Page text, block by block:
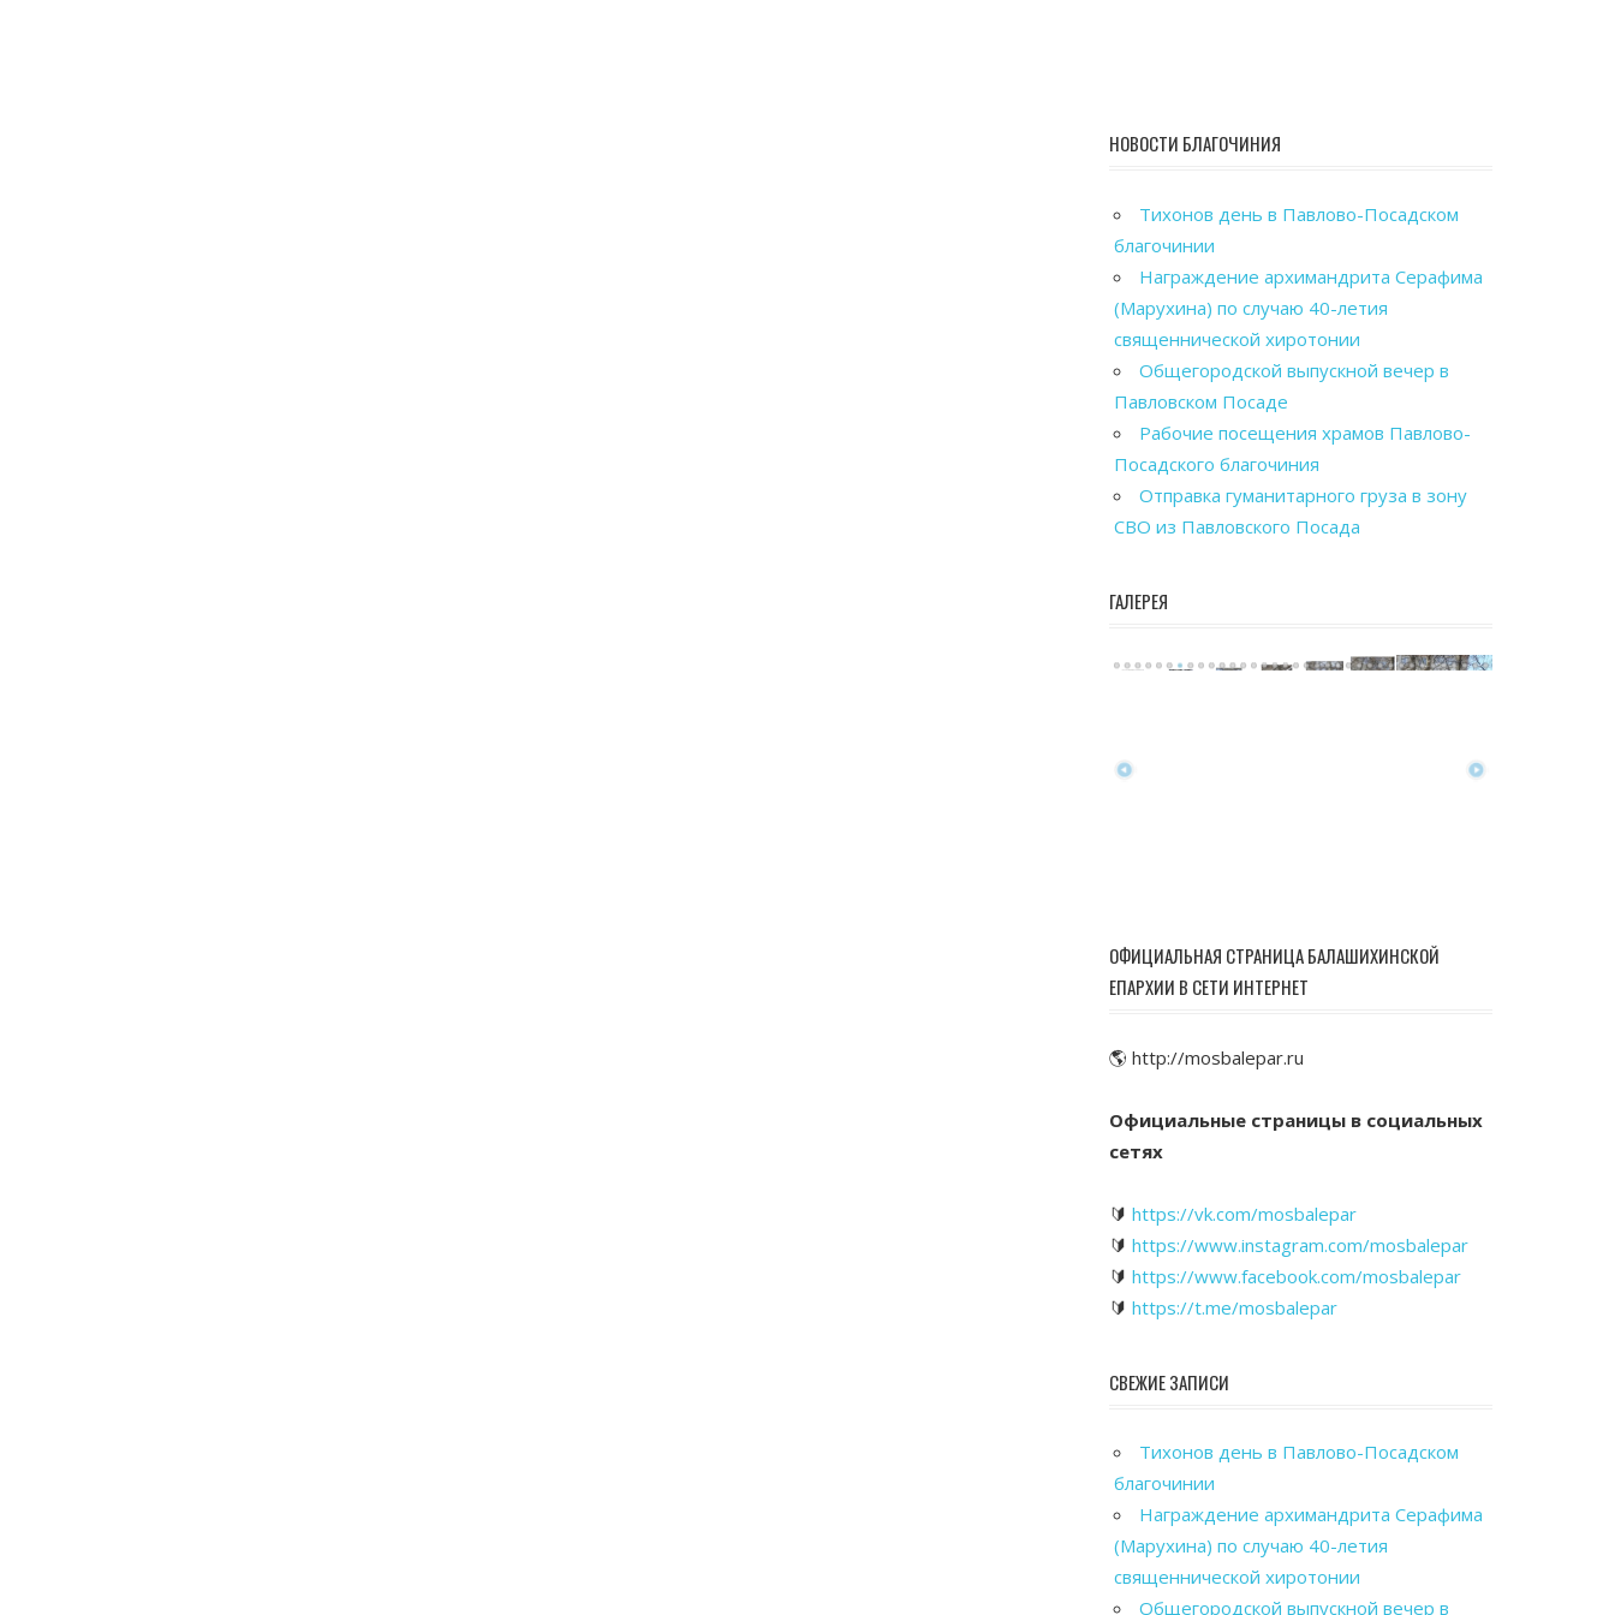
НОВОСТИ БЛАГОЧИНИЯ
Тихонов день в Павлово-Посадском
благочинии
Награждение архимандрита Серафима
(Марухина) по случаю 40-летия
священнической хиротонии
Общегородской выпускной вечер в
Павловском Посаде
Рабочие посещения храмов Павлово-
Посадского благочиния
Отправка гуманитарного груза в зону
СВО из Павловского Посада
ГАЛЕРЕЯ
ОФИЦИАЛЬНАЯ СТРАНИЦА БАЛАШИХИНСКОЙ
ЕПАРХИИ В СЕТИ ИНТЕРНЕТ
🌎 http://mosbalepar.ru
Официальные страницы в социальных
сетях
🔰 https://vk.com/mosbalepar
🔰 https://www.instagram.com/mosbalepar
🔰 https://www.facebook.com/mosbalepar
🔰 https://t.me/mosbalepar
СВЕЖИЕ ЗАПИСИ
Тихонов день в Павлово-Посадском
благочинии
Награждение архимандрита Серафима
(Марухина) по случаю 40-летия
священнической хиротонии
Общегородской выпускной вечер в